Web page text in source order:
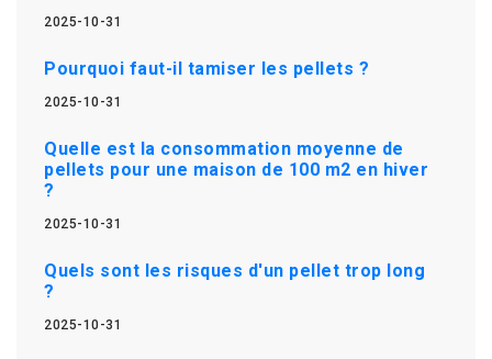
2025-10-31
Pourquoi faut-il tamiser les pellets ?
2025-10-31
Quelle est la consommation moyenne de
pellets pour une maison de 100 m2 en hiver
?
2025-10-31
Quels sont les risques d'un pellet trop long
?
2025-10-31